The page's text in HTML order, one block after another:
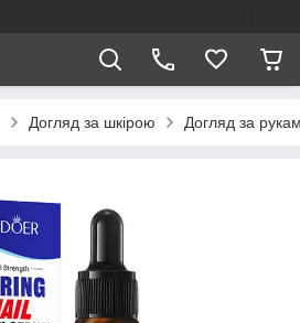
Догляд за шкірою Догляд за